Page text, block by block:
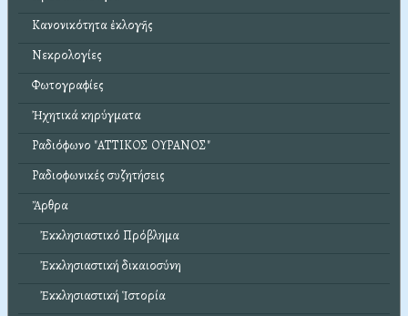
Κανονικότητα ἐκλογῆς
Νεκρολογίες
Φωτογραφίες
Ἠχητικά κηρύγματα
Ραδιόφωνο "ΑΤΤΙΚΟΣ ΟΥΡΑΝΟΣ"
Ραδιοφωνικές συζητήσεις
Ἄρθρα
Ἐκκλησιαστικό Πρόβλημα
Ἐκκλησιαστική δικαιοσύνη
Ἐκκλησιαστική Ἱστορία